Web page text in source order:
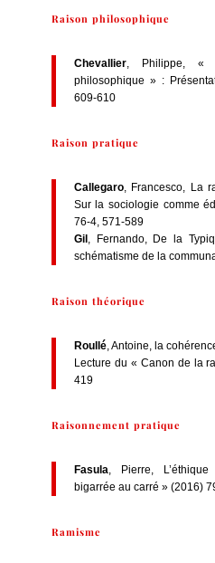
Raison philosophique
Chevallier, Philippe, «
philosophique » :
609-610
Raison pratique
Callegaro, Francesco, La
Sur la sociologie comme
76-4, 571-589
Gil , Fernando, De la
schématisme de la
Raison théorique
Roullé, Antoine, la
Lecture du « Canon de la
419
Raisonnement pratique
Fasula, Pierre,
bigarrée au carré » (2016)
Ramisme